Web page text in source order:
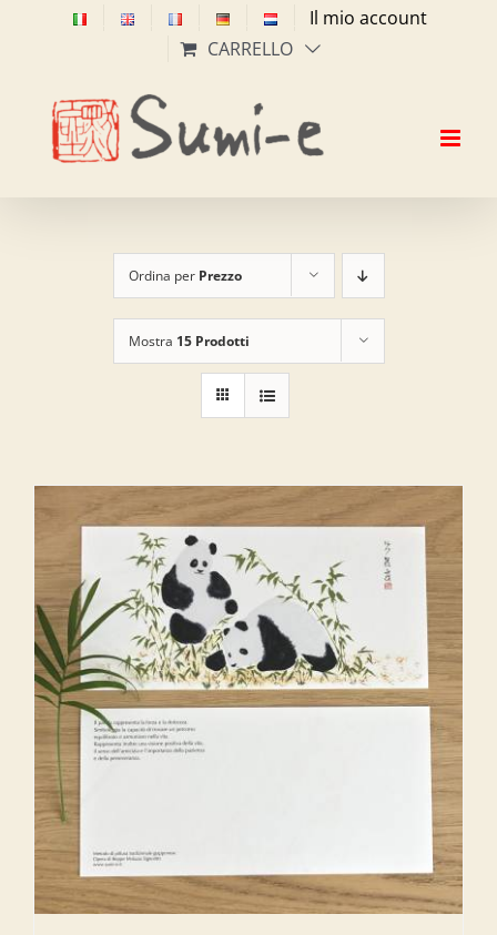
Il mio account
CARRELLO
Ordina per Prezzo
Mostra 15 Prodotti